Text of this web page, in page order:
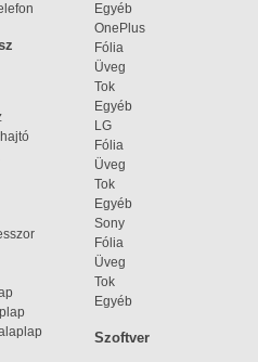
Egyéb
OnePlus
Fólia
Üveg
Tok
Egyéb
LG
Fólia
Üveg
Tok
Egyéb
Sony
Fólia
Üveg
Tok
Egyéb
Szoftver